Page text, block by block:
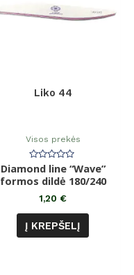
Liko 44
Visos prekės
Įvertinimas:
0
iš
Diamond line “Wave”
formos dildė 180/240
1,20 €
Į KREPŠELĮ